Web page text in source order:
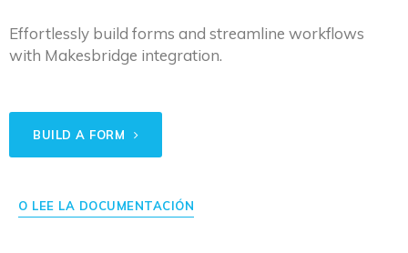
Effortlessly build forms and streamline workflows
with Makesbridge integration.
BUILD A FORM
O LEE LA DOCUMENTACIÓN